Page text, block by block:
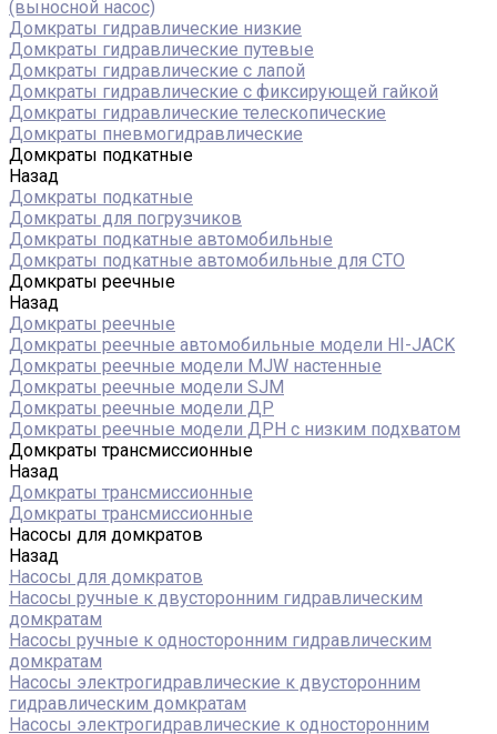
(выносной насос)
Домкраты гидравлические низкие
Домкраты гидравлические путевые
Домкраты гидравлические с лапой
Домкраты гидравлические с фиксирующей гайкой
Домкраты гидравлические телескопические
Домкраты пневмогидравлические
Домкраты подкатные
Назад
Домкраты подкатные
Домкраты для погрузчиков
Домкраты подкатные автомобильные
Домкраты подкатные автомобильные для СТО
Домкраты реечные
Назад
Домкраты реечные
Домкраты реечные автомобильные модели HI-JACK
Домкраты реечные модели MJW настенные
Домкраты реечные модели SJM
Домкраты реечные модели ДР
Домкраты реечные модели ДРН с низким подхватом
Домкраты трансмиссионные
Назад
Домкраты трансмиссионные
Домкраты трансмиссионные
Насосы для домкратов
Назад
Насосы для домкратов
Насосы ручные к двусторонним гидравлическим
домкратам
Насосы ручные к односторонним гидравлическим
домкратам
Насосы электрогидравлические к двусторонним
гидравлическим домкратам
Насосы электрогидравлические к односторонним